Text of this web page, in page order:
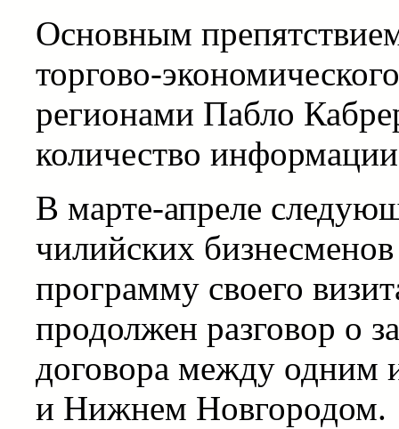
Основным
торгово-
регионами Пабло
количество
В марте-апреле
чилийских
программу своего
продолжен разговор о
договора между одним
и Нижнем Новгородом.